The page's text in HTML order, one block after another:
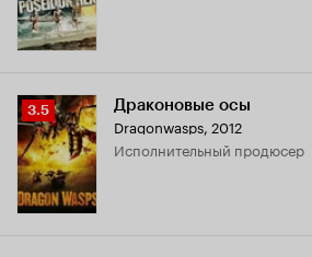
Рейтинг
Кинопоиска
3.5
3.5 Драконовые осы
Dragonwasps, 2012
исполнительный продюсер